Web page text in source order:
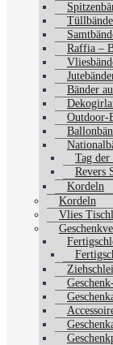
Raffia –
Bänder
Outdoor-
Tag der
Revers
Kordeln
Kordeln
Vlies